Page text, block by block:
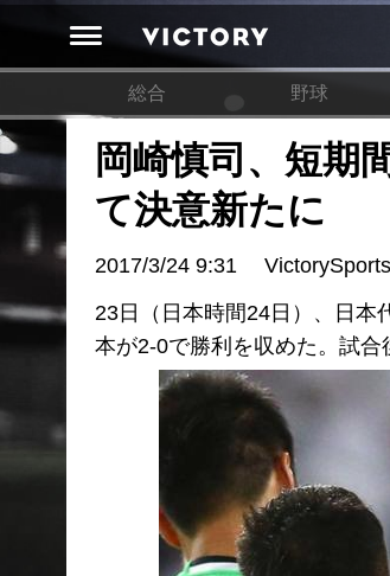
総合 野球
岡崎慎司、短期
て決意新たに
2017/3/24 9:31
23日（日本時間24日）、日本
本が2-0で勝利を収めた。試合